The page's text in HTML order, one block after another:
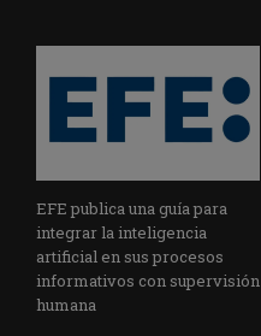
EFE publica una guía para
integrar la inteligencia
artificial en sus procesos
informativos con supervisión
humana